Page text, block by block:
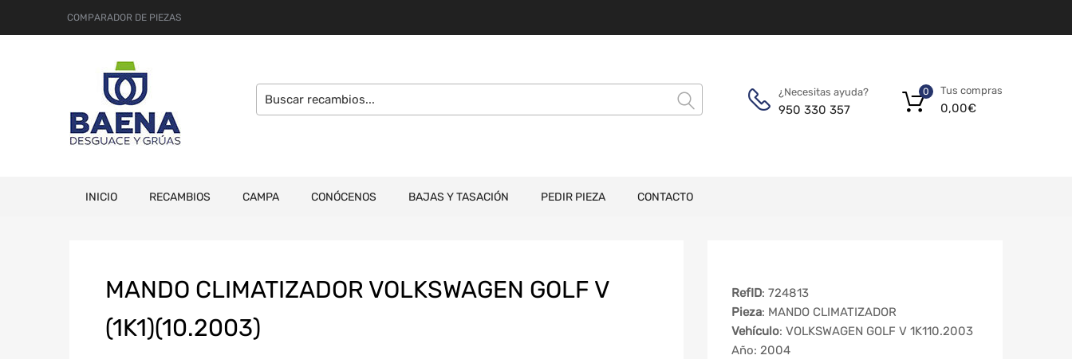
COMPARADOR DE PIEZAS
¿Necesitas ayuda?
950 330 357
Tus compras
0,00€
0
INICIO RECAMBIOS CAMPA CONÓCENOS BAJAS Y TASACIÓN PEDIR PIEZA CONTACTO
MANDO CLIMATIZADOR VOLKSWAGEN GOLF V
(1K1)(10.2003)
RefID: 724813
Pieza: MANDO CLIMATIZADOR
Vehículo: VOLKSWAGEN GOLF V 1K110.2003
Año: 2004